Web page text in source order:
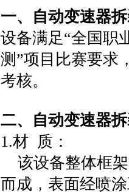
一、自动变速器
设备满足“全国职
测”项目比赛要求
考核。
二、自动变速器
1.材 质：
该设备整体框架
而成，表面经喷